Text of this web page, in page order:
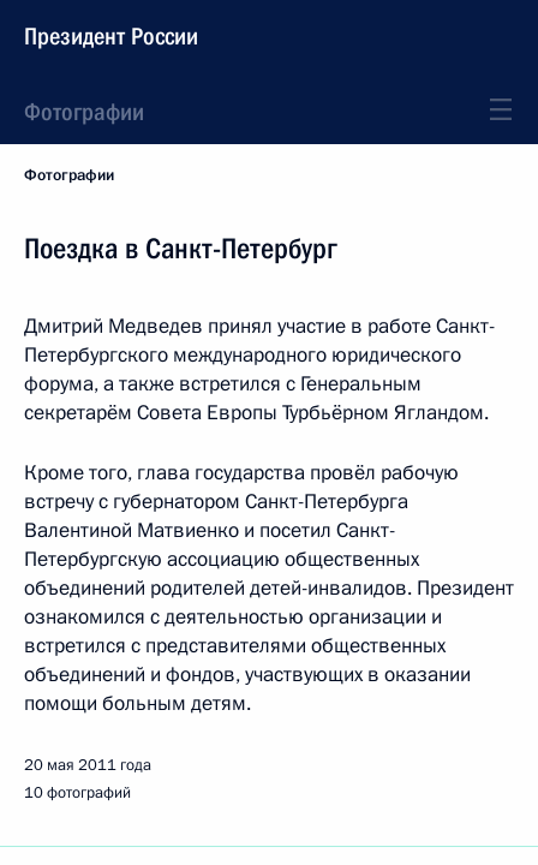
Президент России
Фотографии
Фотографии
Поездка в Санкт-Петербург
Дмитрий Медведев принял участие в работе Санкт-
Петербургского международного юридического
форума, а также встретился с Генеральным
секретарём Совета Европы Турбьёрном Ягландом.
Кроме того, глава государства провёл рабочую
встречу с губернатором Санкт-Петербурга
Валентиной Матвиенко и посетил Санкт-
Петербургскую ассоциацию общественных
объединений родителей детей-инвалидов. Президент
ознакомился с деятельностью организации и
встретился с представителями общественных
объединений и фондов, участвующих в оказании
помощи больным детям.
20 мая 2011 года
10 фотографий